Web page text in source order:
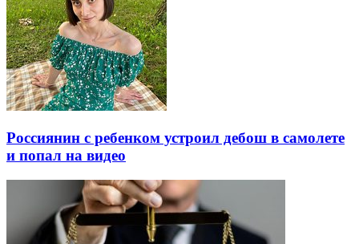
Россиянин с ребенком устроил дебош в самолете
и попал на видео